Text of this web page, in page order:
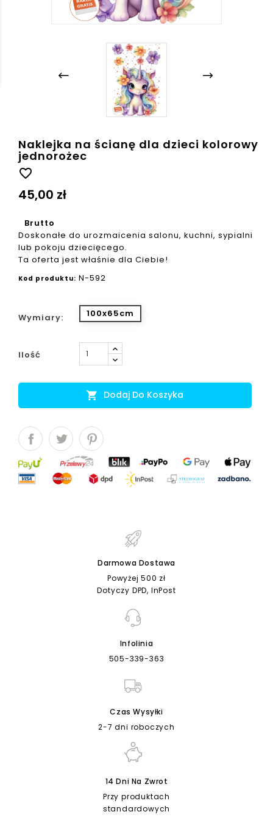
Naklejka na ścianę dla dzieci kolorowy
jednorożec
favorite_border
45,00 zł
Brutto
Doskonałe do urozmaicenia salonu, kuchni, sypialni
lub pokoju dziecięcego.
Ta oferta jest właśnie dla Ciebie!
Kod produktu: N-592
Wymiary: 100x65cm
Ilość
 Dodaj Do Koszyka
Darmowa Dostawa
Powyżej 500 zł
Dotyczy DPD, InPost
Infolinia
505-339-363
Czas Wysyłki
2-7 dni roboczych
14 Dni Na Zwrot
Przy produktach
standardowych